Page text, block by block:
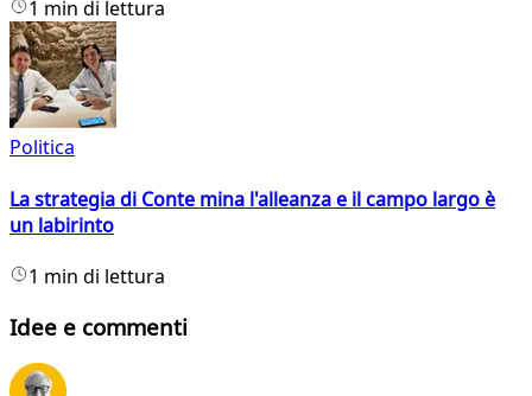
1 min di lettura
Politica
La strategia di Conte mina l'alleanza e il campo largo è
un labirinto
1 min di lettura
Idee e commenti